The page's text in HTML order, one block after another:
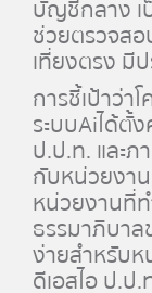
บัญชีกลาง เ
ช่วยตรวจส
เที่ยงตรง มี
การชี้เป้าว่า
ระบบAiได้ตั้
ป.ป.ท. และ
กับหน่วยงาน
หน่วยงานที่
ธรรมาภิบาล
ง่ายสำหรับ
ดีเอสไอ ป.ป